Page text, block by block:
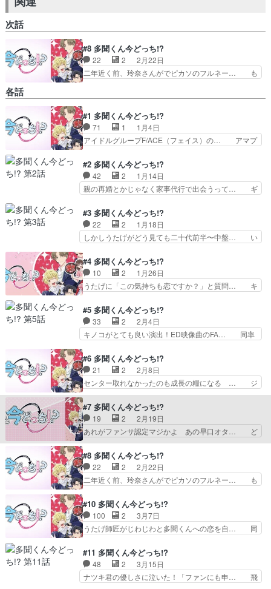
次話
#8 多聞くん今どっち!?
22 2
2月22日
二年近く前、玲奈さんがでピカソのフルネー… も
ずの褒める語彙力 ちゃんとプロの… 笑い要素が
いくつもあり面白い！イチャコラ… 8時から今年
31回目のトレーニングマンシ… F/ACEの夏合宿
に多聞くん見守り係とし… うたげ、F/ACEの合宿
の撮影同行。）原… やるべきことやった。一人万
国博覧会、わか…
各話
#1 多聞くん今どっち!?
71 1
1月4日
アイドルグループF/ACE（フェイス）の… アマプ
の声がだいぶ好きでした、、次の話… 見ていただ
きたいくらい面白かった「押しを… のアニメ見た
んですが、作画、楽曲、ダンス… 高校生の男性ア
イドルの家にファンの高校生… めちゃくちゃ面白
か目当てで買った雑誌で… 顔面良いから、気にな
ってたんだけど、今さ… 原作大好きでアニメ楽し
みにしてましたー！…
#2 多聞くん今どっち!?
42 2
1月14日
親の再婚とかじゃなく家事代行で出会うって… ギ
げはフィクションとはいえファンであり… は1話
の途中で切ってたけど割と評判はいい… ライブと
かMVの映像めっちゃ気合い入って… 【今期オス
スメアニメ】推し活のためのハウ… てか事務所公
白かった。作者が曲の歌… 少女漫画の女の子とは
思えないぐらい女の子… これは良アニメですゾ！
アニメとしての出来…
#3 多聞くん今どっち!?
22 2
1月18日
しかしうたげがどう見ても二十代前半〜中盤… い
様だけど素はかなり口が悪くて、うたげ… 暴力男
で、文春リークだな。ベタにはやみん… この本性
というか裏の顔でクール担当は無理… こういう二
面性俺は好きだよむしろ多聞くん… 昨日は新たな
逆に怖いわ。福原多聞とかい… やっぱりオンオフ
どちらも推せない。ってか… これタイトル失敗し
てないか？「多聞くん、…
#4 多聞くん今どっち!?
10 2
1月26日
うたげに「この気持ちも恋ですか？」と質問… キ
抜で負けたらうたげちゃんを桜利くんに… 多聞く
ん:「恋って何ですか？́ཫ`):_… それ恋してもうてま
すやんまぁ自覚してない… いや
ぁ！！！！！！！！！！！！！！！！！… 恋を知
争奪戦に向けて愛を理解すべく多聞… 物壊しがち
すぎなんよw多聞くんに対するう… 「木下老師っ
て呼んでもいいですか？→この…
#5 多聞くん今どっち!?
33 2
2月4日
キノコがとても良い演出！ED映像曲のFA… 同率
結末にびっくりしつつも心地よい余韻… 今年5回
目の出張4日目富山県高岡市から七… と思ってた
から、結果のオーバーワークで空… 動物のお医者
さんみたいなギャグセンスで、… 多聞くん尊いこ
もツボなんだが現場に行く… うわ、、アニメでや
ったらグッとくるな、、… 多聞くんうたげちゃん
に対して特別な感情て…
#6 多聞くん今どっち!?
21 2
2月8日
センター取れなかったのも成長の糧になる … ジ
メ原さんが使役してるイケ原さん大好きな… 多聞
くん、遂にジメ原くんから福原さまにー… 寝坊し
て、雪も積もっていてトレーニング行… 地味原の
思いと嫉妬。新センターの表と裏。… 多聞くんヤ
ンデレ気質もあるのか……いいね… 思わずダイレ
召されたwwこのアイドルユ… 多聞くんメンヘラ
になっちったもうこれうた… 多聞くんのあの切り
替えの早さは何？F/A…
#7 多聞くん今どっち!?
19 2
2月19日
あれがファンサ認定マジかよ あの早口オタ… ど
っかで見たことあるなと思ったら、太宰治… マン
ガは履修してるからアニメも絶対面白い… 、6話
から様子変わってきて面白い笑ヤンデ… 周りに独
り言で解説しまくるオタクっている… 倫太郎くん
(裏)出てきたー！！！！めっっ… 説教逃げ◎うた
校生に夏休み期間中だから… どういうことだろう
ね？園子ねえちゃん（江… 常時カロリー高すぎで
しょ、このアニメ。A…
#8 多聞くん今どっち!?
22 2
2月22日
二年近く前、玲奈さんがでピカソのフルネー… も
ぱり早見さんの声はいい木下さんはオタ… なんと
なーく敬人くん気になってたんだけど… 相変わら
ずの褒める語彙力 ちゃんとプロの… 笑い要素が
いくつもあり面白い！イチャコラ… 8時から今年
に多聞くん見守り係とし… うたげ、F/ACEの合宿
の撮影同行。）原… やるべきことやった。一人万
国博覧会、わか…
#10 多聞くん今どっち!?
100 2
3月7日
うたげ師匠がじわじわと多聞くんへの恋を自… 同
の作品をRASENWATCHに追加し… アナウンサー
役で出演しておりました！見て… 最後の一人も例
にもれず問題児だった。でも… 元カノ、の言葉に
驚く主人公と共に驚いてた… いやもうめっちゃお
#11 多聞くん今どっち!?
48 2
3月15日
ナツキ君の優しさに泣いた！「ファンにも申… 飛